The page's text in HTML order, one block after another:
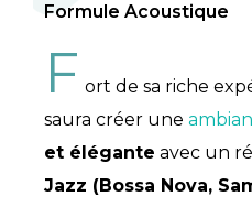
Formule Acoustique
F ort de sa riche
saura créer une
et élégante avec un
Jazz (Bossa Nova,